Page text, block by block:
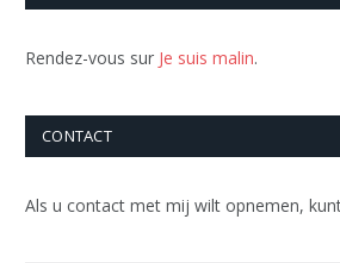
Rendez-vous sur Je suis malin.
CONTACT
Als u contact met mij wilt opnemen,